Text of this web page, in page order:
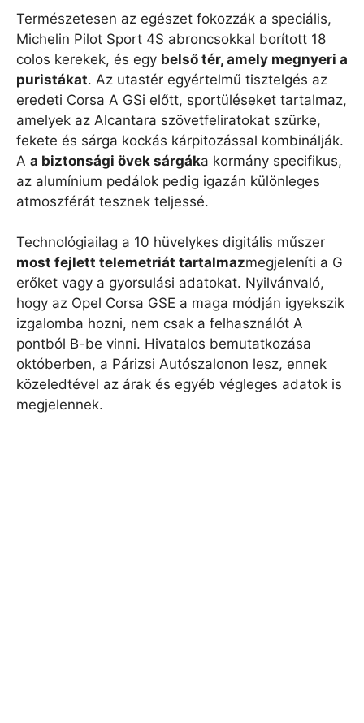
Természetesen az egészet fokozzák a speciális,
Michelin Pilot Sport 4S abroncsokkal borított 18
colos kerekek, és egy belső tér, amely megnyeri a
puristákat. Az utastér egyértelmű tisztelgés az
eredeti Corsa A GSi előtt, sportüléseket tartalmaz,
amelyek az Alcantara szövetfeliratokat szürke,
fekete és sárga kockás kárpitozással kombinálják.
A a biztonsági övek sárgáka kormány specifikus,
az alumínium pedálok pedig igazán különleges
atmoszférát tesznek teljessé.
Technológiailag a 10 hüvelykes digitális műszer
most fejlett telemetriát tartalmazmegjeleníti a G
erőket vagy a gyorsulási adatokat. Nyilvánvaló,
hogy az Opel Corsa GSE a maga módján igyekszik
izgalomba hozni, nem csak a felhasználót A
pontból B-be vinni. Hivatalos bemutatkozása
októberben, a Párizsi Autószalonon lesz, ennek
közeledtével az árak és egyéb végleges adatok is
megjelennek.